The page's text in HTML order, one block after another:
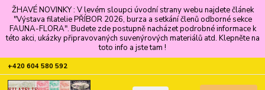
ŽHAVÉ NOVINKY : V levém sloupci úvodní strany webu najdete článek
"Výstava filatelie PŘÍBOR 2026, burza a setkání členů odborné sekce
FAUNA-FLORA". Budete zde postupně nacházet podrobné informace k
této akci, ukázky připravovaných suvenýrových materiálů atd. Klepněte na
toto info a jste tam !
+420 604 580 592